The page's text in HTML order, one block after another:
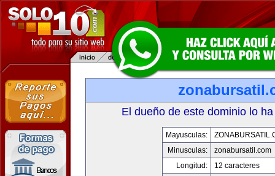
El dueño de este dominio lo
Mayusculas:
Minusculas:
zonabursatil.com
Longitud:
12 caracteres